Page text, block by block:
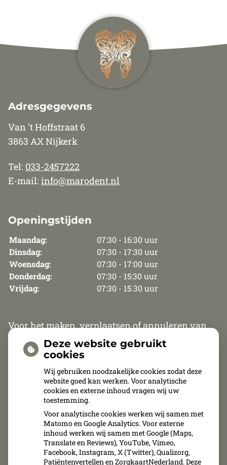
Adresgegevens
Van 't Hoffstraat 6
3863 AX Nijkerk
Tel: 033-2457222
E-mail: info@marodent.nl
Openingstijden
Maandag:
07:30 - 16:30 uur
Dinsdag:
07:30 - 17:30 uur
Woensdag:
07:30 - 17:00 uur
Donderdag:
07:30 - 15:30 uur
Vrijdag:
07:30 - 15.30 uur
Voor het maken, verplaatsen of annuleren van
een afspraak zijn wij van maandag t/m
donderdag telefonisch bereikbaar van 8.30 uur
tot 12.00 uur en van 13.30 tot 15.30 uur. Op vrijdag
zijn wij van 8.30 uur tot 11.00 uur telefonisch
bereikbaar.
Afspraken kunnen uitsluitend telefonisch
gemaakt, verplaatst of geannuleerd worden.
Deze website gebruikt
cookies
Wij gebruiken noodzakelijke cookies zodat deze
website goed kan werken. Voor analytische
cookies en externe inhoud vragen wij uw
toestemming.
Voor analytische cookies werken wij samen met
Matomo en Google Analytics. Voor externe
inhoud werken wij samen met Google (Maps,
Translate en Reviews), YouTube, Vimeo,
Facebook, Instagram, X (Twitter), Qualizorg,
Patiëntenvertellen en ZorgkaartNederland. Deze